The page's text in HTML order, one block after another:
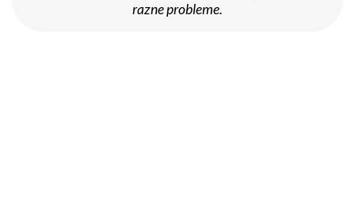
razne probleme.